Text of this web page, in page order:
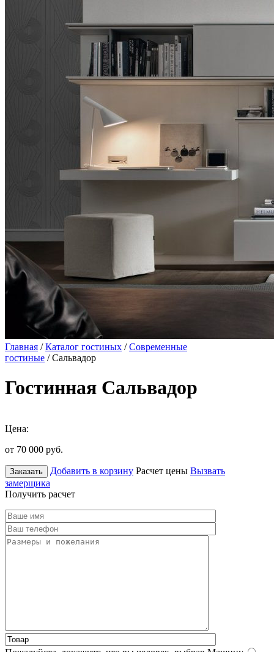
Главная /Каталог гостиных /Современные
гостиные / Сальвадор
Гостинная Сальвадор
Цена:
от 70 000 руб.
Заказать Добавить в корзину Расчет цены Вызвать
замерщика
Получить расчет